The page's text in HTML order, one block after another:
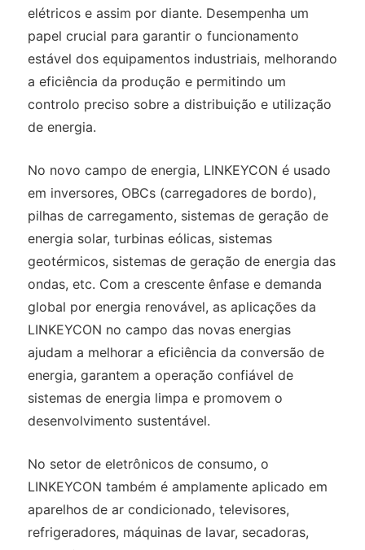
elétricos e assim por diante. Desempenha um
papel crucial para garantir o funcionamento
estável dos equipamentos industriais, melhorando
a eficiência da produção e permitindo um
controlo preciso sobre a distribuição e utilização
de energia.
No novo campo de energia, LINKEYCON é usado
em inversores, OBCs (carregadores de bordo),
pilhas de carregamento, sistemas de geração de
energia solar, turbinas eólicas, sistemas
geotérmicos, sistemas de geração de energia das
ondas, etc. Com a crescente ênfase e demanda
global por energia renovável, as aplicações da
LINKEYCON no campo das novas energias
ajudam a melhorar a eficiência da conversão de
energia, garantem a operação confiável de
sistemas de energia limpa e promovem o
desenvolvimento sustentável.
No setor de eletrônicos de consumo, o
LINKEYCON também é amplamente aplicado em
aparelhos de ar condicionado, televisores,
refrigeradores, máquinas de lavar, secadoras,